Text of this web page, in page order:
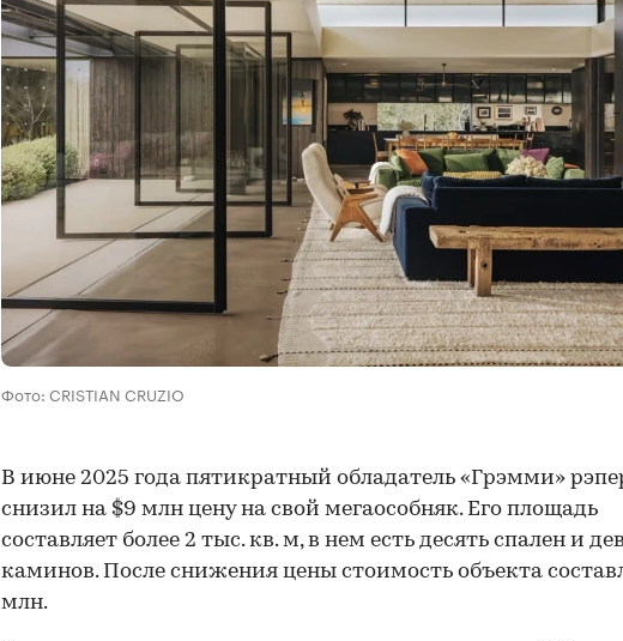
Фото: CRISTIAN CRUZIO
В июне 2025 года пятикратный обладатель «Грэмми»
снизил на $9 млн цену на свой мегаособняк. Его площадь
составляет более 2 тыс. кв. м, в нем есть десять спален и
каминов. После снижения цены стоимость объекта
млн.